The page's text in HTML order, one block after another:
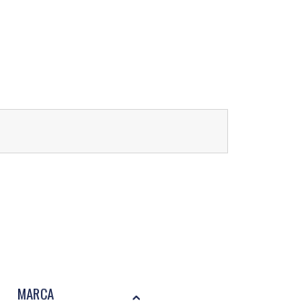
MARCA